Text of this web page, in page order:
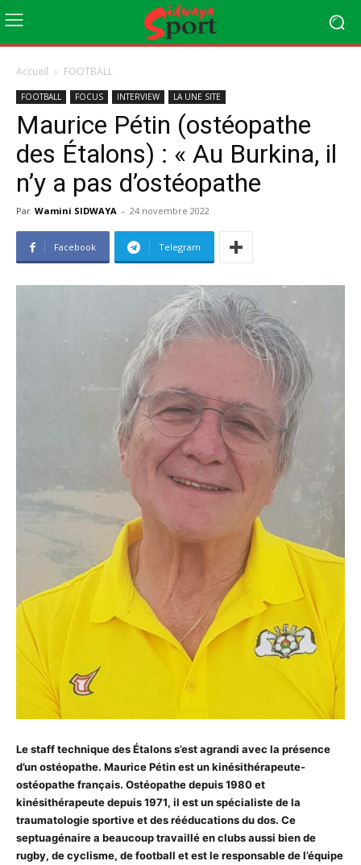
Accueil FOOTBALL
FOOTBALL FOCUS INTERVIEW LA UNE SITE
Maurice Pétin (ostéopathe
des Étalons) : « Au Burkina, il
n’y a pas d’ostéopathe
Par Wamini SIDWAYA - 24 novembre 2022
Facebook Telegram
Le staff technique des Étalons s’est agrandi avec la présence
d’un ostéopathe. Maurice Pétin est un kinésithérapeute-
ostéopathe français. Ostéopathe depuis 1980 et
kinésithérapeute depuis 1971, il est un spécialiste de la
traumatologie sportive et des rééducations du dos. Ce
septuagénaire a beaucoup travaillé en clubs aussi bien de
rugby, de cyclisme, de football et est le responsable de l’équipe